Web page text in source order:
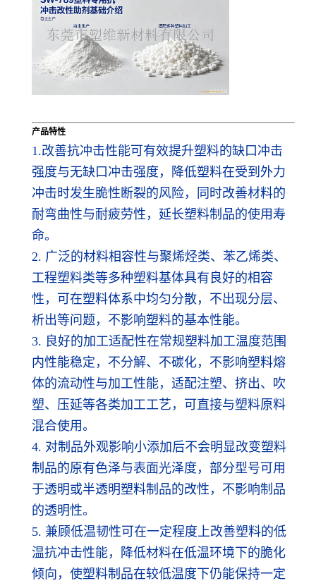
产品特性
1.改善抗冲击性能可有效提升塑料的缺口冲击
强度与无缺口冲击强度，降低塑料在受到外力
冲击时发生脆性断裂的风险，同时改善材料的
耐弯曲性与耐疲劳性，延长塑料制品的使用寿
命。
2. 广泛的材料相容性与聚烯烃类、苯乙烯类、
工程塑料类等多种塑料基体具有良好的相容
性，可在塑料体系中均匀分散，不出现分层、
析出等问题，不影响塑料的基本性能。
3. 良好的加工适配性在常规塑料加工温度范围
内性能稳定，不分解、不碳化，不影响塑料熔
体的流动性与加工性能，适配注塑、挤出、吹
塑、压延等各类加工工艺，可直接与塑料原料
混合使用。
4. 对制品外观影响小添加后不会明显改变塑料
制品的原有色泽与表面光泽度，部分型号可用
于透明或半透明塑料制品的改性，不影响制品
的透明性。
5. 兼顾低温韧性可在一定程度上改善塑料的低
温抗冲击性能，降低材料在低温环境下的脆化
倾向，使塑料制品在较低温度下仍能保持一定